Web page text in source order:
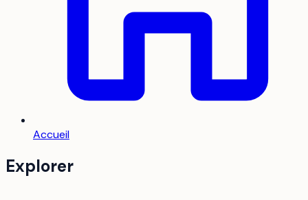
Accueil
Explorer